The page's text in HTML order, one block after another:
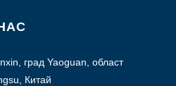
град Yaoguan, област
Китай